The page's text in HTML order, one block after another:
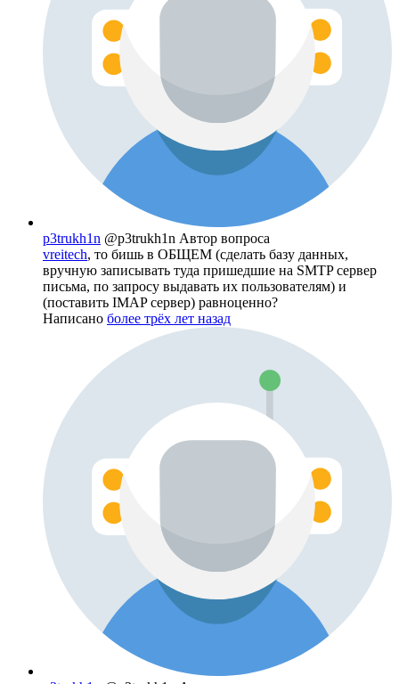
p3trukh1n @p3trukh1n Автор вопроса
vreitech, то бишь в ОБЩЕМ (сделать базу данных,
вручную записывать туда пришедшие на SMTP сервер
письма, по запросу выдавать их пользователям) и
(поставить IMAP сервер) равноценно?
Написано более трёх лет назад